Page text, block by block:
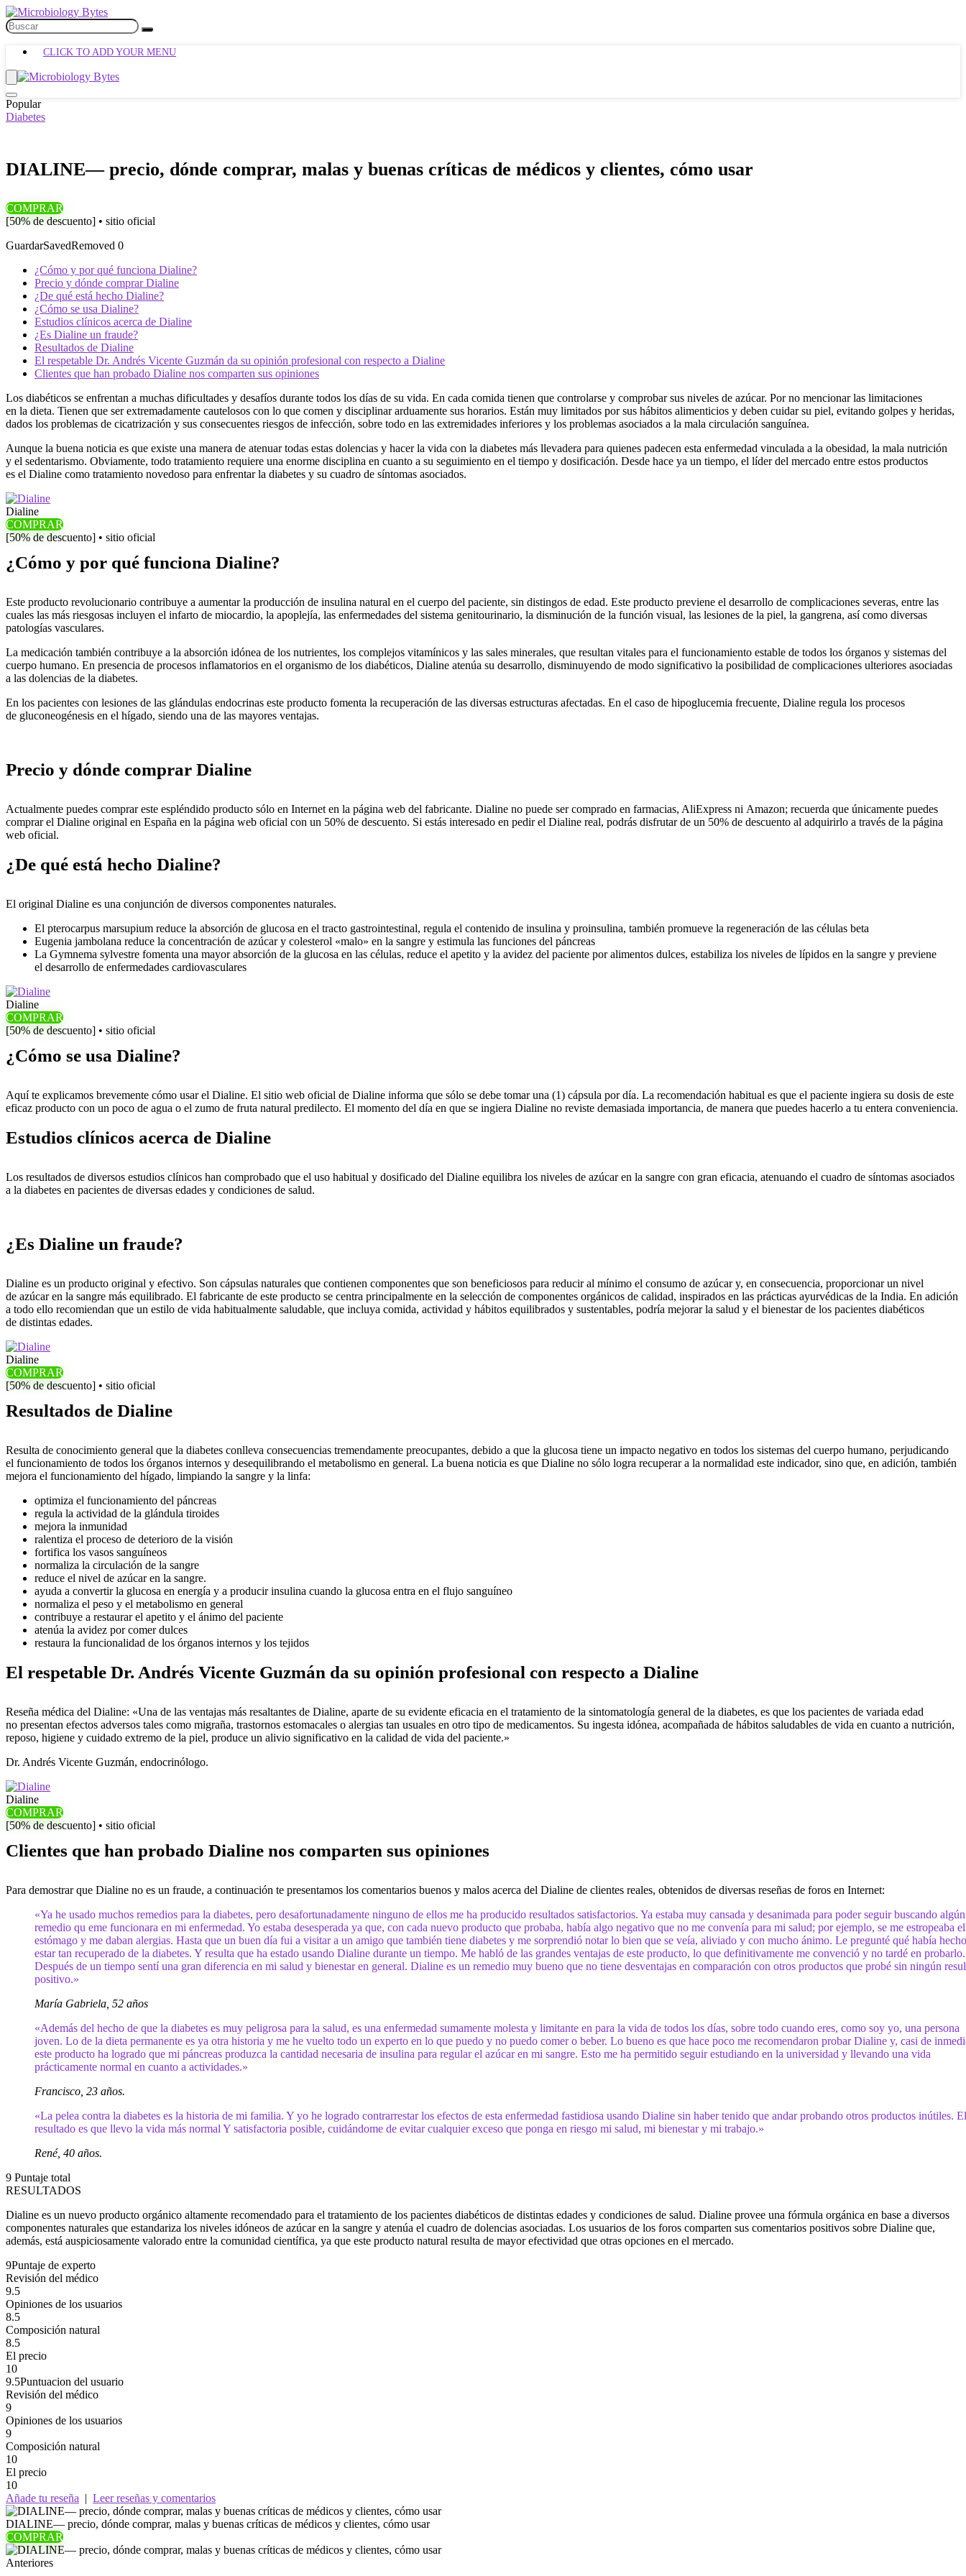
CLICK TO ADD YOUR MENU
Popular
Diabetes
DIALINE— precio, dónde comprar, malas y buenas críticas de médicos y clientes, cómo usar
COMPRAR
[50% de descuento] • sitio oficial
GuardarSavedRemoved 0
¿Cómo y por qué funciona Dialine?
Precio y dónde comprar Dialine
¿De qué está hecho Dialine?
¿Cómo se usa Dialine?
Estudios clínicos acerca de Dialine
¿Es Dialine un fraude?
Resultados de Dialine
El respetable Dr. Andrés Vicente Guzmán da su opinión profesional con respecto a Dialine
Clientes que han probado Dialine nos comparten sus opiniones
Los diabéticos se enfrentan a muchas dificultades y desafíos durante todos los días de su vida. En cada comida tienen que controlarse y comprobar sus niveles de azúcar. Por no mencionar las limitaciones
en la dieta. Tienen que ser extremadamente cautelosos con lo que comen y disciplinar arduamente sus horarios. Están muy limitados por sus hábitos alimenticios y deben cuidar su piel, evitando golpes y heridas,
dados los problemas de cicatrización y sus consecuentes riesgos de infección, sobre todo en las extremidades inferiores y los problemas asociados a la mala circulación sanguínea.
Aunque la buena noticia es que existe una manera de atenuar todas estas dolencias y hacer la vida con la diabetes más llevadera para quienes padecen esta enfermedad vinculada a la obesidad, la mala nutrición
y el sedentarismo. Obviamente, todo tratamiento requiere una enorme disciplina en cuanto a su seguimiento en el tiempo y dosificación. Desde hace ya un tiempo, el líder del mercado entre estos productos
es el Dialine como tratamiento novedoso para enfrentar la diabetes y su cuadro de síntomas asociados.
Dialine
COMPRAR
[50% de descuento] • sitio oficial
¿Cómo y por qué funciona Dialine?
Este producto revolucionario contribuye a aumentar la producción de insulina natural en el cuerpo del paciente, sin distingos de edad. Este producto previene el desarrollo de complicaciones severas, entre las
cuales las más riesgosas incluyen el infarto de miocardio, la apoplejía, las enfermedades del sistema genitourinario, la disminución de la función visual, las lesiones de la piel, la gangrena, así como diversas
patologías vasculares.
La medicación también contribuye a la absorción idónea de los nutrientes, los complejos vitamínicos y las sales minerales, que resultan vitales para el funcionamiento estable de todos los órganos y sistemas del
cuerpo humano. En presencia de procesos inflamatorios en el organismo de los diabéticos, Dialine atenúa su desarrollo, disminuyendo de modo significativo la posibilidad de complicaciones ulteriores asociadas
a las dolencias de la diabetes.
En los pacientes con lesiones de las glándulas endocrinas este producto fomenta la recuperación de las diversas estructuras afectadas. En el caso de hipoglucemia frecuente, Dialine regula los procesos
de gluconeogénesis en el hígado, siendo una de las mayores ventajas.
Precio y dónde comprar Dialine
Actualmente puedes comprar este espléndido producto sólo en Internet en la página web del fabricante. Dialine no puede ser comprado en farmacias, AliExpress ni Amazon; recuerda que únicamente puedes
comprar el Dialine original en España en la página web oficial con un 50% de descuento. Si estás interesado en pedir el Dialine real, podrás disfrutar de un 50% de descuento al adquirirlo a través de la página
web oficial.
¿De qué está hecho Dialine?
El original Dialine es una conjunción de diversos componentes naturales.
El pterocarpus marsupium reduce la absorción de glucosa en el tracto gastrointestinal, regula el contenido de insulina y proinsulina, también promueve la regeneración de las células beta
Eugenia jambolana reduce la concentración de azúcar y colesterol «malo» en la sangre y estimula las funciones del páncreas
La Gymnema sylvestre fomenta una mayor absorción de la glucosa en las células, reduce el apetito y la avidez del paciente por alimentos dulces, estabiliza los niveles de lípidos en la sangre y previene
el desarrollo de enfermedades cardiovasculares
Dialine
COMPRAR
[50% de descuento] • sitio oficial
¿Cómo se usa Dialine?
Aquí te explicamos brevemente cómo usar el Dialine. El sitio web oficial de Dialine informa que sólo se debe tomar una (1) cápsula por día. La recomendación habitual es que el paciente ingiera su dosis de este
eficaz producto con un poco de agua o el zumo de fruta natural predilecto. El momento del día en que se ingiera Dialine no reviste demasiada importancia, de manera que puedes hacerlo a tu entera conveniencia.
Estudios clínicos acerca de Dialine
Los resultados de diversos estudios clínicos han comprobado que el uso habitual y dosificado del Dialine equilibra los niveles de azúcar en la sangre con gran eficacia, atenuando el cuadro de síntomas asociados
a la diabetes en pacientes de diversas edades y condiciones de salud.
¿Es Dialine un fraude?
Dialine es un producto original y efectivo. Son cápsulas naturales que contienen componentes que son beneficiosos para reducir al mínimo el consumo de azúcar y, en consecuencia, proporcionar un nivel
de azúcar en la sangre más equilibrado. El fabricante de este producto se centra principalmente en la selección de componentes orgánicos de calidad, inspirados en las prácticas ayurvédicas de la India. En adición
a todo ello recomiendan que un estilo de vida habitualmente saludable, que incluya comida, actividad y hábitos equilibrados y sustentables, podría mejorar la salud y el bienestar de los pacientes diabéticos
de distintas edades.
Dialine
COMPRAR
[50% de descuento] • sitio oficial
Resultados de Dialine
Resulta de conocimiento general que la diabetes conlleva consecuencias tremendamente preocupantes, debido a que la glucosa tiene un impacto negativo en todos los sistemas del cuerpo humano, perjudicando
el funcionamiento de todos los órganos internos y desequilibrando el metabolismo en general. La buena noticia es que Dialine no sólo logra recuperar a la normalidad este indicador, sino que, en adición, también
mejora el funcionamiento del hígado, limpiando la sangre y la linfa:
optimiza el funcionamiento del páncreas
regula la actividad de la glándula tiroides
mejora la inmunidad
ralentiza el proceso de deterioro de la visión
fortifica los vasos sanguíneos
normaliza la circulación de la sangre
reduce el nivel de azúcar en la sangre.
ayuda a convertir la glucosa en energía y a producir insulina cuando la glucosa entra en el flujo sanguíneo
normaliza el peso y el metabolismo en general
contribuye a restaurar el apetito y el ánimo del paciente
atenúa la avidez por comer dulces
restaura la funcionalidad de los órganos internos y los tejidos
El respetable Dr. Andrés Vicente Guzmán da su opinión profesional con respecto a Dialine
Reseña médica del Dialine: «Una de las ventajas más resaltantes de Dialine, aparte de su evidente eficacia en el tratamiento de la sintomatología general de la diabetes, es que los pacientes de variada edad
no presentan efectos adversos tales como migraña, trastornos estomacales o alergias tan usuales en otro tipo de medicamentos. Su ingesta idónea, acompañada de hábitos saludables de vida en cuanto a nutrición,
reposo, higiene y cuidado extremo de la piel, produce un alivio significativo en la calidad de vida del paciente.»
Dr. Andrés Vicente Guzmán, endocrinólogo.
Dialine
COMPRAR
[50% de descuento] • sitio oficial
Clientes que han probado Dialine nos comparten sus opiniones
Para demostrar que Dialine no es un fraude, a continuación te presentamos los comentarios buenos y malos acerca del Dialine de clientes reales, obtenidos de diversas reseñas de foros en Internet:
«Ya he usado muchos remedios para la diabetes, pero desafortunadamente ninguno de ellos me ha producido resultados satisfactorios. Ya estaba muy cansada y desanimada para poder seguir buscando algún
remedio qu eme funcionara en mi enfermedad. Yo estaba desesperada ya que, con cada nuevo producto que probaba, había algo negativo que no me convenía para mi salud; por ejemplo, se me estropeaba el
estómago y me daban alergias. Hasta que un buen día fui a visitar a un amigo que también tiene diabetes y me sorprendió notar lo bien que se veía, aliviado y con mucho ánimo. Le pregunté qué había
estar tan recuperado de la diabetes. Y resulta que ha estado usando Dialine durante un tiempo. Me habló de las grandes ventajas de este producto, lo que definitivamente me convenció y no tardé en probarlo.
Después de un tiempo sentí una gran diferencia en mi salud y bienestar en general. Dialine es un remedio muy bueno que no tiene desventajas en comparación con otros productos que probé sin ningún
positivo.»
María Gabriela, 52 años
«Además del hecho de que la diabetes es muy peligrosa para la salud, es una enfermedad sumamente molesta y limitante en para la vida de todos los días, sobre todo cuando eres, como soy yo, una persona
joven. Lo de la dieta permanente es ya otra historia y me he vuelto todo un experto en lo que puedo y no puedo comer o beber. Lo bueno es que hace poco me recomendaron probar Dialine y, casi de
este producto ha logrado que mi páncreas produzca la cantidad necesaria de insulina para regular el azúcar en mi sangre. Esto me ha permitido seguir estudiando en la universidad y llevando una vida
prácticamente normal en cuanto a actividades.»
Francisco, 23 años.
«La pelea contra la diabetes es la historia de mi familia. Y yo he logrado contrarrestar los efectos de esta enfermedad fastidiosa usando Dialine sin haber tenido que andar probando otros productos inútiles. El
resultado es que llevo la vida más normal Y satisfactoria posible, cuidándome de evitar cualquier exceso que ponga en riesgo mi salud, mi bienestar y mi trabajo.»
René, 40 años.
9 Puntaje total
RESULTADOS
Dialine es un nuevo producto orgánico altamente recomendado para el tratamiento de los pacientes diabéticos de distintas edades y condiciones de salud. Dialine provee una fórmula orgánica en base a diversos
componentes naturales que estandariza los niveles idóneos de azúcar en la sangre y atenúa el cuadro de dolencias asociadas. Los usuarios de los foros comparten sus comentarios positivos sobre Dialine que,
además, está auspiciosamente valorado entre la comunidad científica, ya que este producto natural resulta de mayor efectividad que otras opciones en el mercado.
9Puntaje de experto
Revisión del médico
9.5
Opiniones de los usuarios
8.5
Composición natural
8.5
El precio
10
9.5Puntuacion del usuario
Revisión del médico
9
Opiniones de los usuarios
9
Composición natural
10
El precio
10
Añade tu reseña | Leer reseñas y comentarios
DIALINE— precio, dónde comprar, malas y buenas críticas de médicos y clientes, cómo usar
COMPRAR
Anteriores